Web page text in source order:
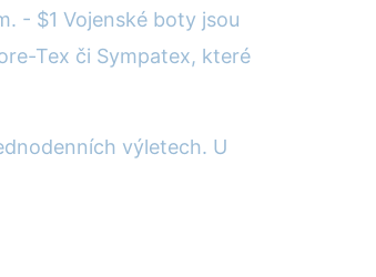
- $1 Vojenské boty jsou
Tex či Sympatex, které
výletech. U